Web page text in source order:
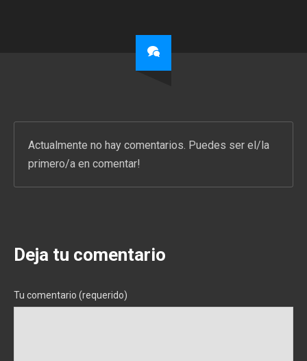
Actualmente no hay comentarios. Puedes ser el/la
primero/a en comentar!
Deja tu comentario
Tu comentario (requerido)